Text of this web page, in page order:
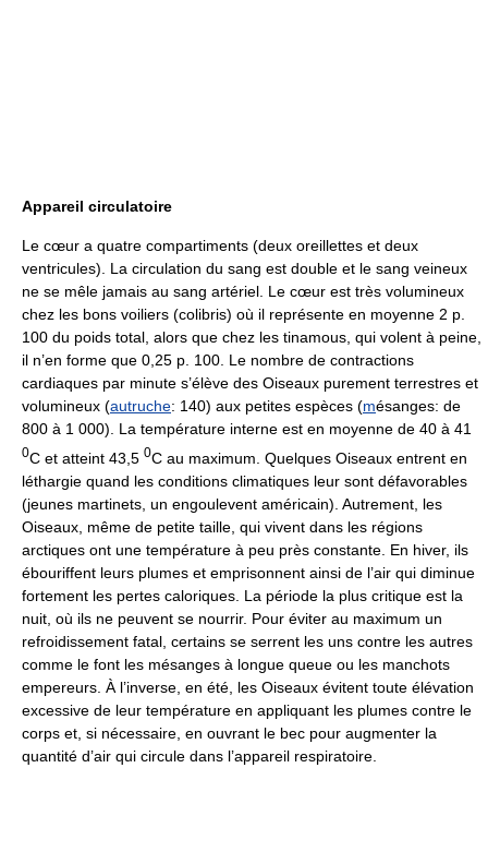
Appareil circulatoire
Le cœur a quatre compartiments (deux oreillettes et deux
ventricules). La circulation du sang est double et le sang veineux
ne se mêle jamais au sang artériel. Le cœur est très volumineux
chez les bons voiliers (colibris) où il représente en moyenne 2 p.
100 du poids total, alors que chez les tinamous, qui volent à peine,
il n’en forme que 0,25 p. 100. Le nombre de contractions
cardiaques par minute s’élève des Oiseaux purement terrestres et
volumineux (autruche: 140) aux petites espèces (mésanges: de
800 à 1 000). La température interne est en moyenne de 40 à 41
0C et atteint 43,5 0C au maximum. Quelques Oiseaux entrent en
léthargie quand les conditions climatiques leur sont défavorables
(jeunes martinets, un engoulevent américain). Autrement, les
Oiseaux, même de petite taille, qui vivent dans les régions
arctiques ont une température à peu près constante. En hiver, ils
ébouriffent leurs plumes et emprisonnent ainsi de l’air qui diminue
fortement les pertes caloriques. La période la plus critique est la
nuit, où ils ne peuvent se nourrir. Pour éviter au maximum un
refroidissement fatal, certains se serrent les uns contre les autres
comme le font les mésanges à longue queue ou les manchots
empereurs. À l’inverse, en été, les Oiseaux évitent toute élévation
excessive de leur température en appliquant les plumes contre le
corps et, si nécessaire, en ouvrant le bec pour augmenter la
quantité d’air qui circule dans l’appareil respiratoire.